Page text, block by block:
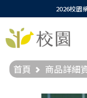
2026校園
首頁 商品詳細